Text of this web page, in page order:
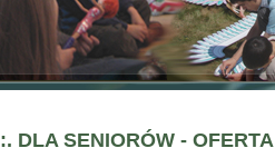
:. DLA SENIORÓW -